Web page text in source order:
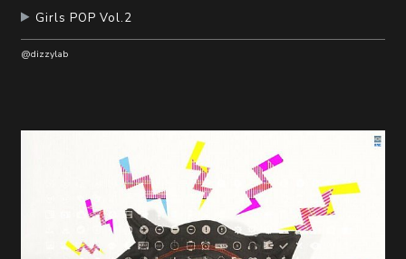
Girls POP Vol.2
@dizzylab